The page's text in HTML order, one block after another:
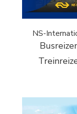
NS-